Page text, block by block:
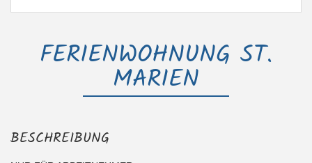
FERIENWOHNUNG ST.
MARIEN
BESCHREIBUNG